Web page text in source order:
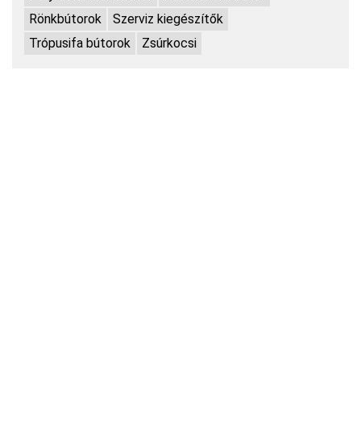
Rönkbútorok
Szerviz kiegészítők
Trópusifa bútorok
Zsúrkocsi